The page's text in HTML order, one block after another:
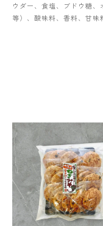
ウダー、食塩、ブドウ糖
等）、酸味料、香料、甘味